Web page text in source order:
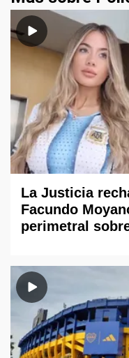
La Justicia
Facundo
perimetral